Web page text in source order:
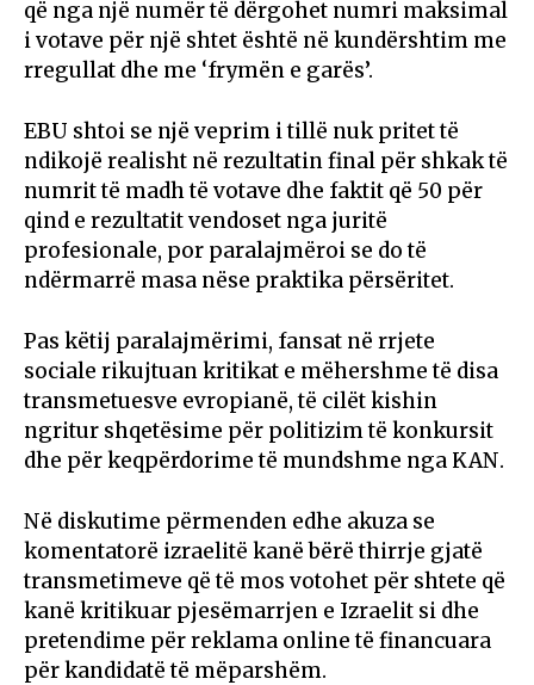
që nga një numër të dërgohet numri maksimal
i votave për një shtet është në kundërshtim me
rregullat dhe me ‘frymën e garës’.
EBU shtoi se një veprim i tillë nuk pritet të
ndikojë realisht në rezultatin final për shkak të
numrit të madh të votave dhe faktit që 50 për
qind e rezultatit vendoset nga juritë
profesionale, por paralajmëroi se do të
ndërmarrë masa nëse praktika përsëritet.
Pas këtij paralajmërimi, fansat në rrjete
sociale rikujtuan kritikat e mëhershme të disa
transmetuesve evropianë, të cilët kishin
ngritur shqetësime për politizim të konkursit
dhe për keqpërdorime të mundshme nga KAN.
Në diskutime përmenden edhe akuza se
komentatorë izraelitë kanë bërë thirrje gjatë
transmetimeve që të mos votohet për shtete që
kanë kritikuar pjesëmarrjen e Izraelit si dhe
pretendime për reklama online të financuara
për kandidatë të mëparshëm.